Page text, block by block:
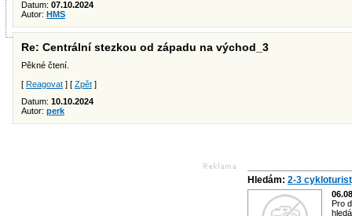
Datum: 07.10.2024
Autor: HMS
Re: Centrální stezkou od západu na východ_3
Pěkné čtení.
[ Reagovat ] [ Zpět ]
Datum: 10.10.2024
Autor: perk
Hledám: 2-3
Pro